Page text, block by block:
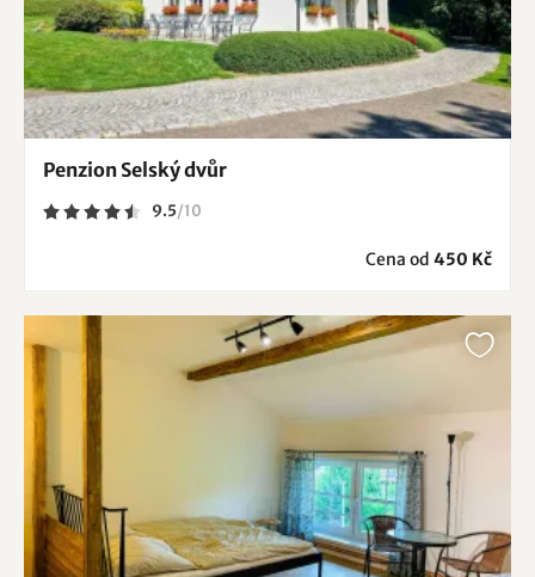
Penzion Selský dvůr
9.5/10
Cena od 450 Kč